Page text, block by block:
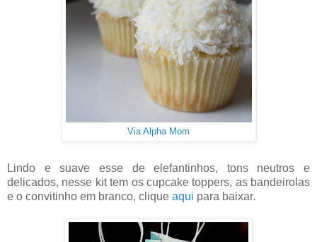
Via Alpha Mom
Lindo e suave esse de elefantinhos, tons neutros e
delicados, nesse kit tem os cupcake toppers, as bandeirolas
e o convitinho em branco, clique aqui para baixar.